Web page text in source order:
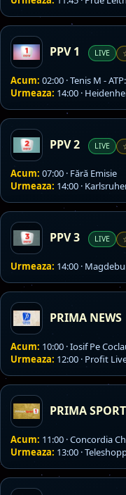
PPV 1 LIVE
Acum: 02:00 · Tenis M -
Urmeaza: 14:00 ·
PPV 2 LIVE
Acum: 07:00 · Fără Emisie
Urmeaza: 14:00 ·
PPV 3 LIVE
Urmeaza: 14:00 ·
PRIMA NEWS
Acum: 10:00 · Iosif Pe
Urmeaza: 12:00 · Profit
PRIMA
Acum: 11:00 · Concordia
Urmeaza: 13:00 ·